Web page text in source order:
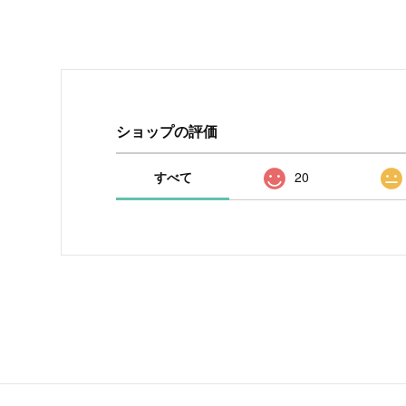
ショップの評価
すべて 20